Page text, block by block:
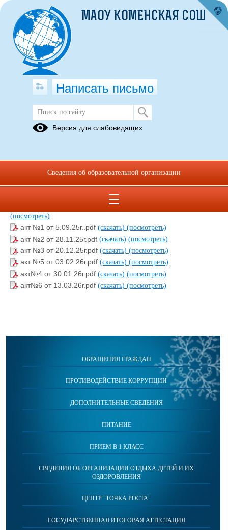
Родительский контроль
приказ о комиссии родительского контроля.pdf
(посмотреть)
акт №1 от 5.09.25г..pdf (скачать) (посмотреть)
акт №2 от 28.11.25г.pdf (скачать) (посмотреть)
акт №3 от 20.12.25г.pdf (скачать) (посмотреть)
акт №5 от 03.02.26г.pdf (скачать) (посмотреть)
акт№4 от 30.01.26г.pdf (скачать) (посмотреть)
акт№6 от 13.03.26г.pdf (скачать) (посмотреть)
ОБРАЩЕНИЯ ГРАЖДАН
ПРОТИВОДЕЙСТВИЕ КОРРУПЦИИ
ДОПОЛНИТЕЛЬНЫЕ СВЕДЕНИЯ
ПИТАНИЕ
ПРИЕМ В 1 КЛАСС
СВЕДЕНИЯ ОБ ОРГАНИЗАЦИИ ОТДЫХА ДЕТЕЙ И ИХ
ОЗДОРОВЛЕНИЯ
ЦЕНТР "ТОЧКА РОСТА"
ГОСУДАРСТВЕННАЯ ИТОГОВАЯ АТТЕСТАЦИЯ
МАОУ КОМЕНСКАЯ СОШ
Написать письмо
Версия для слабовидящих
Сведения об образовательной организации